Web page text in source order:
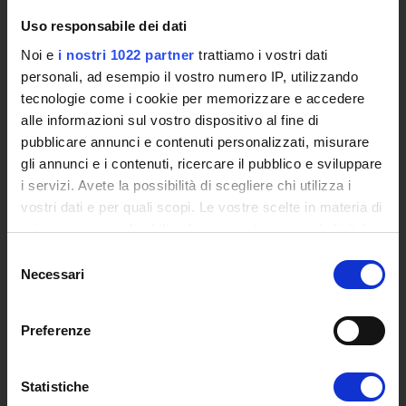
Uso responsabile dei dati
Noi e i nostri 1022 partner trattiamo i vostri dati
personali, ad esempio il vostro numero IP, utilizzando
tecnologie come i cookie per memorizzare e accedere
alle informazioni sul vostro dispositivo al fine di
pubblicare annunci e contenuti personalizzati, misurare
gli annunci e i contenuti, ricercare il pubblico e sviluppare
i servizi. Avete la possibilità di scegliere chi utilizza i
vostri dati e per quali scopi. Le vostre scelte in materia di
privacy sono applicabili solo su questa proprietà digitale
modificare o revocare il proprio consenso in qualsiasi
momento dalla Dichiarazione sui cookie o facendo clic
raccogliere informazioni sulla tua posizione
delNecessari
Preferenze
Statistiche
Events
Access to the Database of the Online Student Services
Rector Inbox
TEACHING
Degree Courses
Advanced training courses
Research Doctorate
Mondo Scuola post graduate training and qualifying